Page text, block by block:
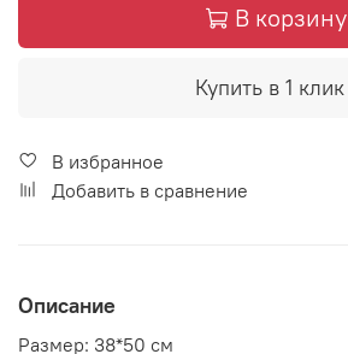
В корзину
Купить в 1 клик
В избранное
Добавить в сравнение
Описание
Размер: 38*50 см